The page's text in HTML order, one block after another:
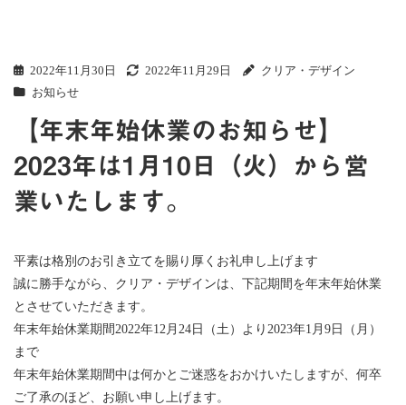
2022年11月30日 2022年11月29日
クリア・デザイン
お知らせ
【年末年始休業のお知らせ】
2023年は1月10日（火）から営
業いたします。
平素は格別のお引き立てを賜り厚くお礼申し上げます
誠に勝手ながら、クリア・デザインは、下記期間を年末年始休業
とさせていただきます。
年末年始休業期間2022年12月24日（土）より2023年1月9日（月）
まで
年末年始休業期間中は何かとご迷惑をおかけいたしますが、何卒
ご了承のほど、お願い申し上げます。